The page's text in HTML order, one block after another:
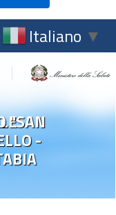
Italiano ▼
"SAN
-